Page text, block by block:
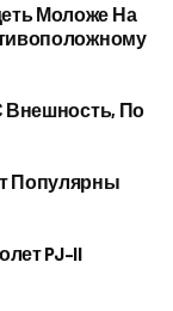
Моложе На
Внешность, По
Популярны
PJ–II